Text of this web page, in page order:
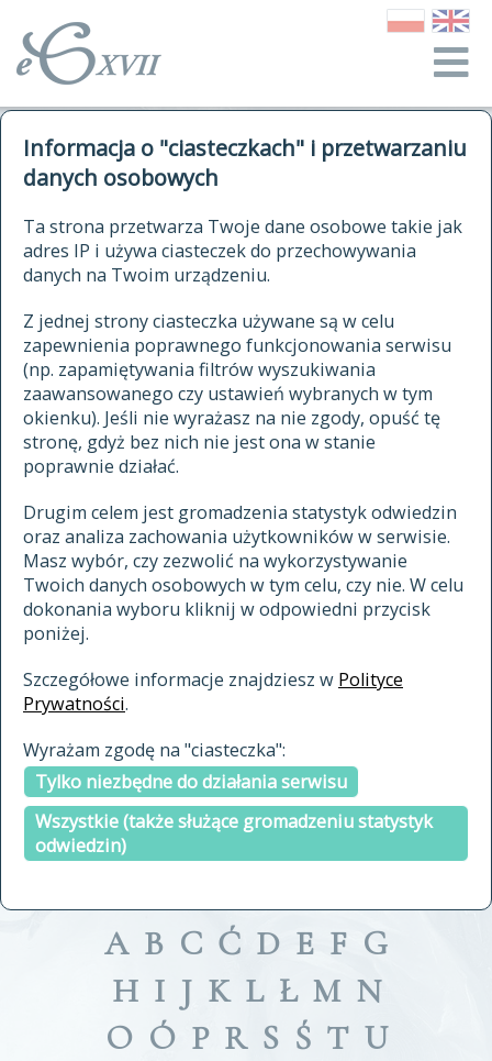
Informacja o "ciasteczkach" i przetwarzaniu
danych osobowych
Ta strona przetwarza Twoje dane osobowe takie jak
adres IP i używa ciasteczek do przechowywania
danych na Twoim urządzeniu.
Z jednej strony ciasteczka używane są w celu
zapewnienia poprawnego funkcjonowania serwisu
(np. zapamiętywania filtrów wyszukiwania
zaawansowanego czy ustawień wybranych w tym
okienku). Jeśli nie wyrażasz na nie zgody, opuść tę
stronę, gdyż bez nich nie jest ona w stanie
poprawnie działać.
Drugim celem jest gromadzenia statystyk odwiedzin
oraz analiza zachowania użytkowników w serwisie.
Masz wybór, czy zezwolić na wykorzystywanie
Twoich danych osobowych w tym celu, czy nie. W celu
dokonania wyboru kliknij w odpowiedni przycisk
poniżej.
Szczegółowe informacje znajdziesz w Polityce
Prywatności.
Wyrażam zgodę na "ciasteczka":
Tylko niezbędne do działania serwisu
Wszystkie (także służące gromadzeniu statystyk
odwiedzin)
autorzy Słownika
historia
publikacje
źródła
autorzy tekstów źródłowych
zasady opracowania
statystyki
najnowsze hasła
ostatnio zmodyfikowane hasła
materiały archiwalne
cytowanie
kontakt
kwerendy
jak cytować Słownik
ELEKTRONICZNY SŁOWNIK
JĘZYKA POLSKIEGO
XVII I XVIII WIEKU
znajdź hasła
zaczynające się od
indeksie
a fronte
a tergo
A B C Ć D E F G
H I J K L Ł M N
O Ó P R S Ś T U